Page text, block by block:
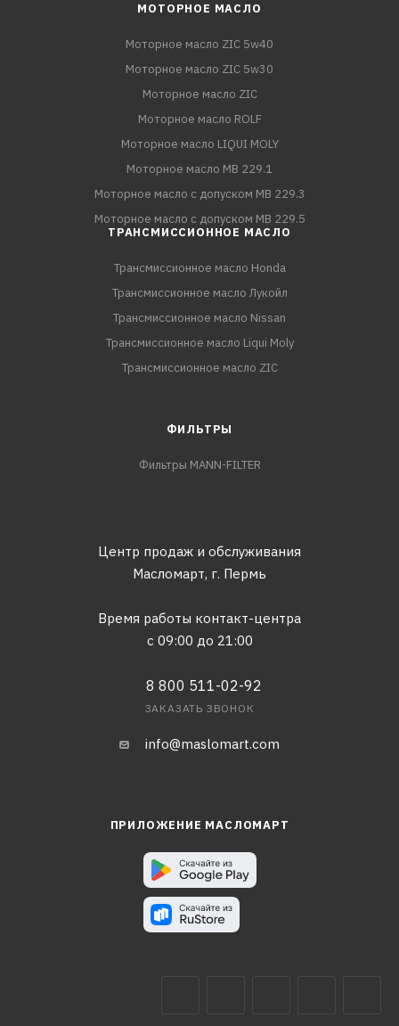
МОТОРНОЕ МАСЛО
Моторное масло ZIC 5w40
Моторное масло ZIC 5w30
Моторное масло ZIC
Моторное масло ROLF
Моторное масло LIQUI MOLY
Моторное масло MB 229.1
Моторное масло с допуском MB 229.3
Моторное масло с допуском MB 229.5
ТРАНСМИССИОННОЕ МАСЛО
Трансмиссионное масло Honda
Трансмиссионное масло Лукойл
Трансмиссионное масло Nissan
Трансмиссионное масло Liqui Moly
Трансмиссионное масло ZIC
ФИЛЬТРЫ
Фильтры MANN-FILTER
Центр продаж и обслуживания
Масломарт, г. Пермь
Время работы контакт-центра
с 09:00 до 21:00
8 800 511-02-92
ЗАКАЗАТЬ ЗВОНОК
info@maslomart.com
ПРИЛОЖЕНИЕ МАСЛОМАРТ